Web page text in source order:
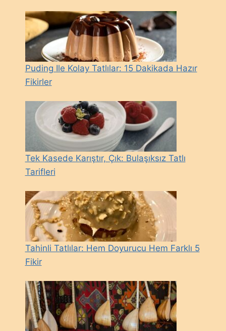
Puding Ile Kolay Tatlılar: 15 Dakikada Hazır
Fikirler
Tek Kasede Karıştır, Çık: Bulaşıksız Tatlı
Tarifleri
Tahinli Tatlılar: Hem Doyurucu Hem Farklı 5
Fikir